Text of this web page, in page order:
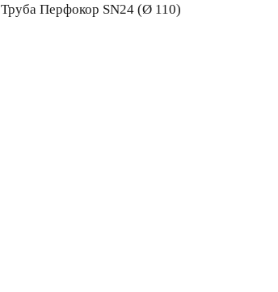
Труба Перфокор SN24 (Ø 110)